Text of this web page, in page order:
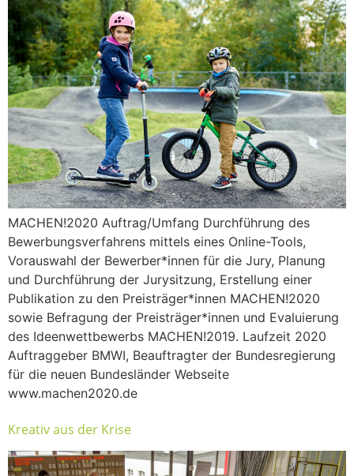
MACHEN!2020 Auftrag/Umfang Durchführung des
Bewerbungsverfahrens mittels eines Online-Tools,
Vorauswahl der Bewerber*innen für die Jury, Planung
und Durchführung der Jurysitzung, Erstellung einer
Publikation zu den Preisträger*innen MACHEN!2020
sowie Befragung der Preisträger*innen und Evaluierung
des Ideenwettbewerbs MACHEN!2019. Laufzeit 2020
Auftraggeber BMWI, Beauftragter der Bundesregierung
für die neuen Bundesländer Webseite
www.machen2020.de
Kreativ aus der Krise